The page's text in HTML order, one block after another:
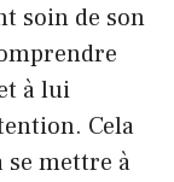
soin de son
à lui
Cela
se mettre à